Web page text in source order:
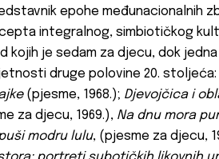
epohe međunacionalnih
integralnog, simbiotičkog
kojih je sedam za djecu, dok
druge polovine 20. stoljeća:
(pjesme, 1968.); Djevojčica i
za djecu, 1969.), Na dnu mora
modru lulu, (pjesme za djecu,